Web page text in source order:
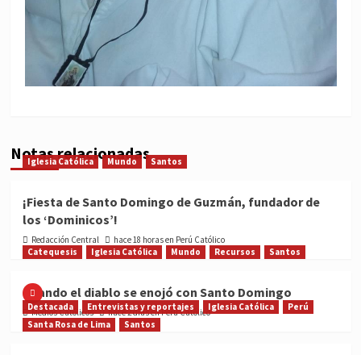
Notas relacionadas
Iglesia Católica Mundo Santos
¡Fiesta de Santo Domingo de Guzmán, fundador de
los ‘Dominicos’!
Redacción Central
hace 18 horas en Perú Católico
Catequesis
Iglesia Católica Mundo Recursos Santos
Cuando el diablo se enojó con Santo Domingo
Medios Católicos hace 2 días en Perú Católico
Destacada Entrevistas y reportajes Iglesia Católica
Perú
Santa Rosa de Lima
Santos